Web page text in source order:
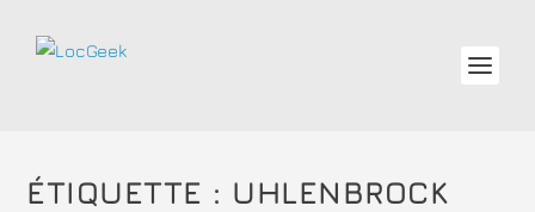
ÉTIQUETTE : UHLENBROCK